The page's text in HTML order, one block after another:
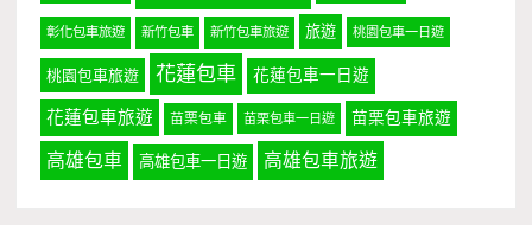
彰化包車旅遊 新竹包車 新竹包車旅遊 旅遊 桃園包車一日遊
桃園包車旅遊 花蓮包車 花蓮包車一日遊
花蓮包車旅遊 苗栗包車 苗栗包車一日遊 苗栗包車旅遊
高雄包車 高雄包車一日遊 高雄包車旅遊